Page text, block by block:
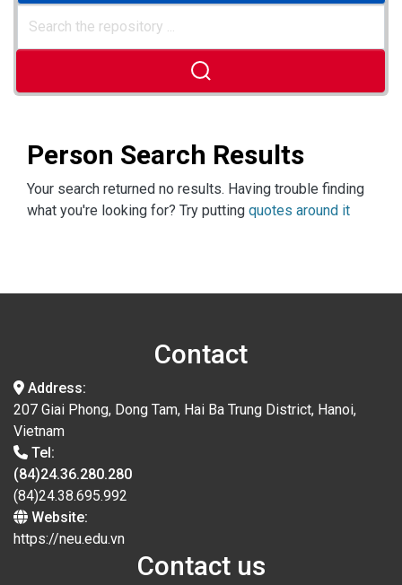
Person Search Results
Your search returned no results. Having trouble finding
what you're looking for? Try putting quotes around it
Contact
Address:
207 Giai Phong, Dong Tam, Hai Ba Trung District, Hanoi,
Vietnam
Tel:
(84)24.36.280.280
(84)24.38.695.992
Website:
https://neu.edu.vn
Contact us